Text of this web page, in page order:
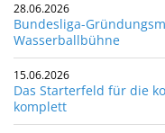
28.06.2026
Bundesliga-
Wasserballbühne
15.06.2026
Das Starterfeld für die
komplett